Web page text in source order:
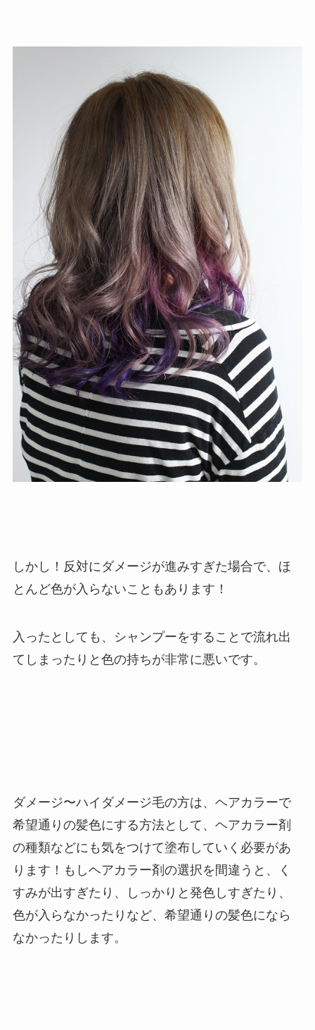
しかし！反対にダメージが進みすぎた場合で、ほ
とんど色が入らないこともあります！
入ったとしても、シャンプーをすることで流れ出
てしまったりと色の持ちが非常に悪いです。
ダメージ〜ハイダメージ毛の方は、ヘアカラーで
希望通りの髪色にする方法として、ヘアカラー剤
の種類などにも気をつけて塗布していく必要があ
ります！もしヘアカラー剤の選択を間違うと、く
すみが出すぎたり、しっかりと発色しすぎたり、
色が入らなかったりなど、希望通りの髪色になら
なかったりします。